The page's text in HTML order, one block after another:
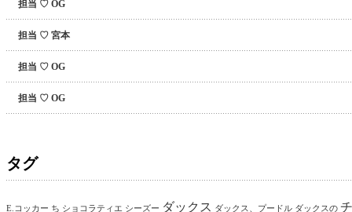
担当 ♡ OG
担当 ♡ 宮本
担当 ♡ OG
担当 ♡ OG
タグ
E.コッカー ち ショコラティエ シーズー ダックス ダックス、プードル ダックスの